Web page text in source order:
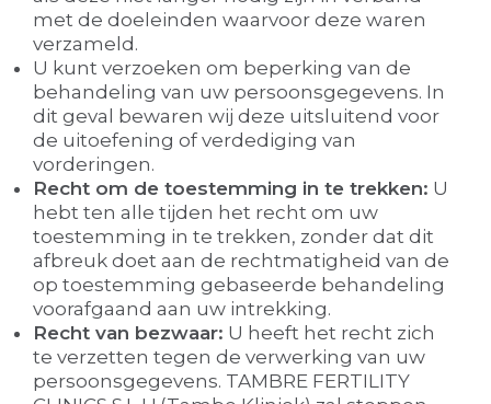
met de doeleinden waarvoor deze waren
verzameld.
U kunt verzoeken om beperking van de
behandeling van uw persoonsgegevens. In
dit geval bewaren wij deze uitsluitend voor
de uitoefening of verdediging van
vorderingen.
Recht om de toestemming in te trekken: U
hebt ten alle tijden het recht om uw
toestemming in te trekken, zonder dat dit
afbreuk doet aan de rechtmatigheid van de
op toestemming gebaseerde behandeling
voorafgaand aan uw intrekking.
Recht van bezwaar: U heeft het recht zich
te verzetten tegen de verwerking van uw
persoonsgegevens. TAMBRE FERTILITY